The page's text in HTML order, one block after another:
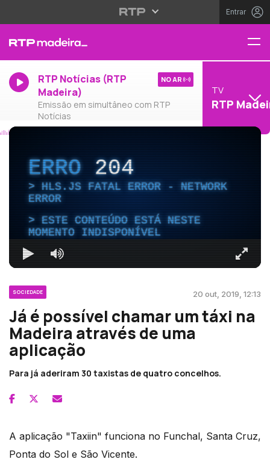
Entrar
RTP Notícias (RTP
Madeira)
Emissão em simultâneo com RTP
Notícias
NO AR
TV
RTP
ERRO204
HLS.JS FATAL ERROR - NETWORK
ERROR
ESTE CONTEÚDO ESTÁ NESTE
MOMENTO INDISPONÍVEL
SOCIEDADE 20 out, 2019, 12:13
Já é possível chamar um táxi na
Madeira através de uma
aplicação
Para já aderiram 30 taxistas de quatro concelhos.
A aplicação "Taxiin" funciona no Funchal, Santa Cruz,
Ponta do Sol e São Vicente.